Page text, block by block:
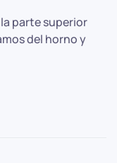
parte superior
del horno y